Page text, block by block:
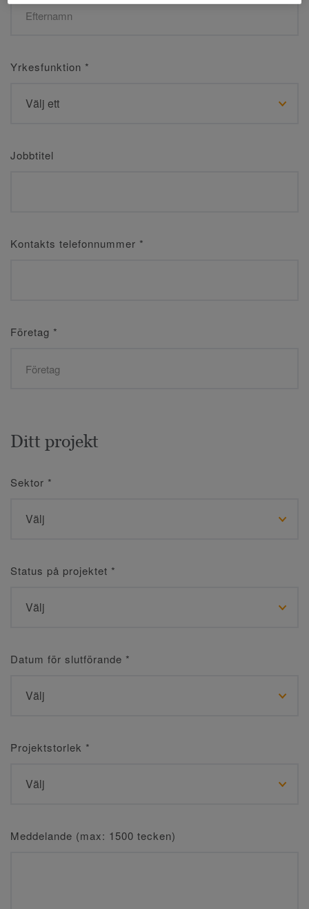
Yrkesfunktion *
Jobbtitel
Kontakts telefonnummer *
Företag *
Ditt projekt
Sektor *
Status på projektet *
Datum för slutförande *
Projektstorlek *
Meddelande (max: 1500 tecken)